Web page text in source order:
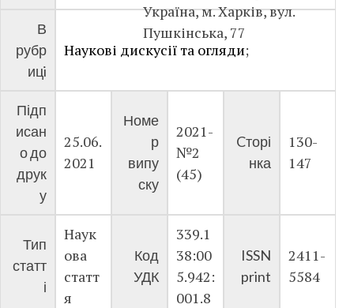
Україна, м. Харків, вул.
Пушкінська, 77
В
рубр
ицi
Наукові дискусії та огляди;
Підп
исан
о до
друк
у
25.06.
2021
Номе
р
випу
ску
2021-
№2
(45)
Cторі
нка
130-
147
Тип
статт
і
Наук
ова
статт
я
Код
УДК
339.1
38:00
5.942:
001.8
ISSN
print
2411-
5584